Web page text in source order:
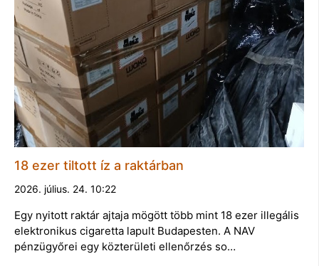
18 ezer tiltott íz a raktárban
2026. július. 24. 10:22
Egy nyitott raktár ajtaja mögött több mint 18 ezer illegális
elektronikus cigaretta lapult Budapesten. A NAV
pénzügyőrei egy közterületi ellenőrzés so…